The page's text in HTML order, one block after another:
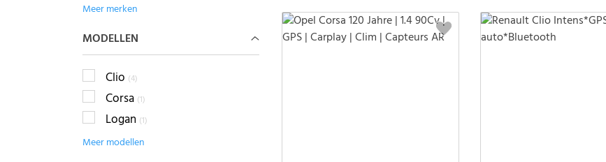
Meer merken
MODELLEN
Clio (4)
Corsa (1)
Logan (1)
Meer modellen
Het voertuig zien Het voertuig zien